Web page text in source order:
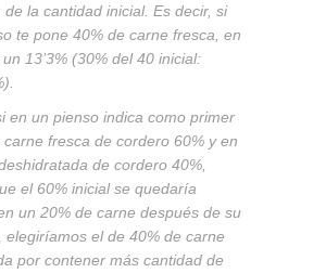
de la cantidad inicial. Es decir, si
te pone 40% de carne fresca, en
13’3% (30% del 40 inicial:
en un pienso indica como primer
fresca de cordero 60% y en
de cordero 40%,
el 60% inicial se quedaría
un 20% de carne después de su
elegiríamos el de 40% de carne
por contener más cantidad de